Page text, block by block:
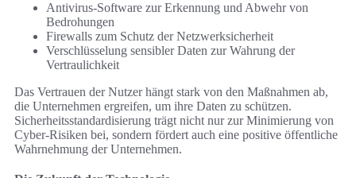
Antivirus-Software zur Erkennung und Abwehr von
Bedrohungen
Firewalls zum Schutz der Netzwerksicherheit
Verschlüsselung sensibler Daten zur Wahrung der
Vertraulichkeit
Das Vertrauen der Nutzer hängt stark von den Maßnahmen ab,
die Unternehmen ergreifen, um ihre Daten zu schützen.
Sicherheitsstandardisierung trägt nicht nur zur Minimierung von
Cyber-Risiken bei, sondern fördert auch eine positive öffentliche
Wahrnehmung der Unternehmen.